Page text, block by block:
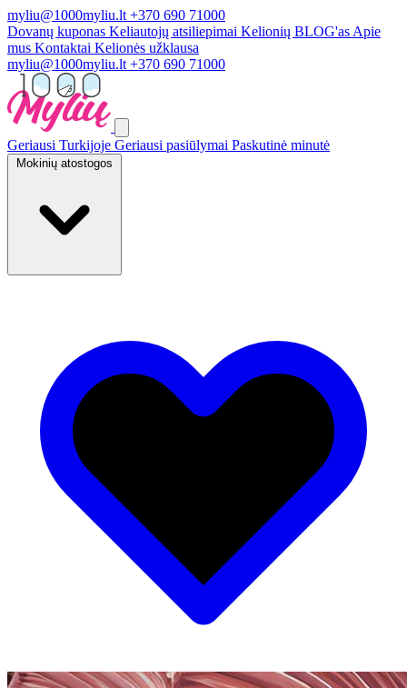
myliu@1000myliu.lt +370 690 71000
Dovanų kuponas Keliautojų atsiliepimai Kelionių BLOG'as Apie
mus Kontaktai Kelionės užklausa
myliu@1000myliu.lt +370 690 71000
Geriausi Turkijoje Geriausi pasiūlymai Paskutinė minutė
Mokinių atostogos